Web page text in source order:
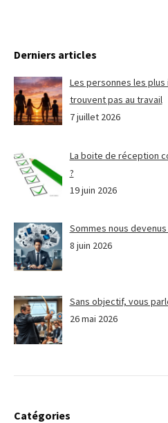
Derniers articles
Les personnes les
trouvent pas au travail
7 juillet 2026
La boite de réception
?
19 juin 2026
Sommes nous
8 juin 2026
Sans objectif, vous
26 mai 2026
Catégories